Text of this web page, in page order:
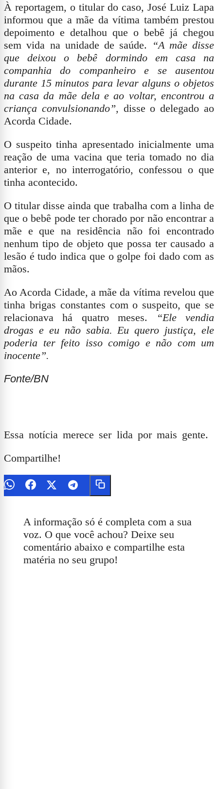
À reportagem, o titular do caso, José Luiz Lapa
informou que a mãe da vítima também prestou
depoimento e detalhou que o bebê já chegou
sem vida na unidade de saúde. “A mãe disse
que deixou o bebê dormindo em casa na
companhia do companheiro e se ausentou
durante 15 minutos para levar alguns o objetos
na casa da mãe dela e ao voltar, encontrou a
criança convulsionando”, disse o delegado ao
Acorda Cidade.
O suspeito tinha apresentado inicialmente uma
reação de uma vacina que teria tomado no dia
anterior e, no interrogatório, confessou o que
tinha acontecido.
O titular disse ainda que trabalha com a linha de
que o bebê pode ter chorado por não encontrar a
mãe e que na residência não foi encontrado
nenhum tipo de objeto que possa ter causado a
lesão é tudo indica que o golpe foi dado com as
mãos.
Ao Acorda Cidade, a mãe da vítima revelou que
tinha brigas constantes com o suspeito, que se
relacionava há quatro meses.
“Ele vendia
drogas e eu não sabia. Eu quero justiça, ele
poderia ter feito isso comigo e não com um
inocente”.
Fonte/BN
Essa notícia merece ser lida por mais gente.
Compartilhe!
A informação só é completa com a sua
voz. O que você achou? Deixe seu
comentário abaixo e compartilhe esta
matéria no seu grupo!